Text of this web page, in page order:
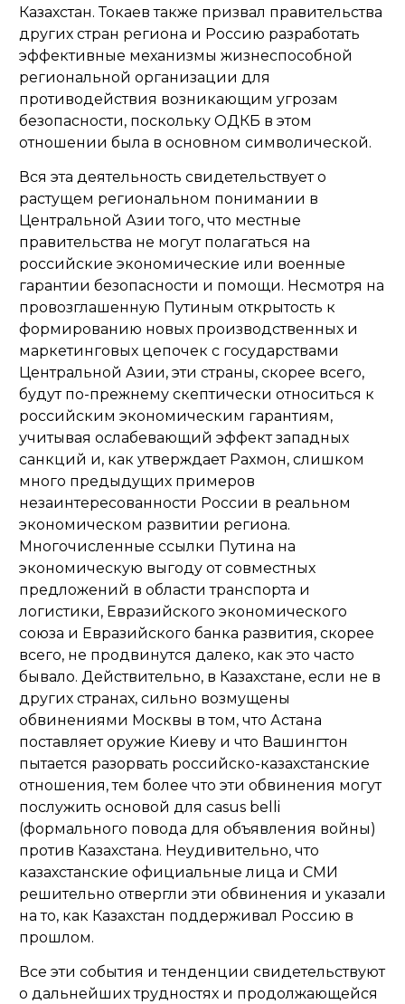
Казахстан. Токаев также призвал правительства
других стран региона и Россию разработать
эффективные механизмы жизнеспособной
региональной организации для
противодействия возникающим угрозам
безопасности, поскольку ОДКБ в этом
отношении была в основном символической.
Вся эта деятельность свидетельствует о
растущем региональном понимании в
Центральной Азии того, что местные
правительства не могут полагаться на
российские экономические или военные
гарантии безопасности и помощи. Несмотря на
провозглашенную Путиным открытость к
формированию новых производственных и
маркетинговых цепочек с государствами
Центральной Азии, эти страны, скорее всего,
будут по-прежнему скептически относиться к
российским экономическим гарантиям,
учитывая ослабевающий эффект западных
санкций и, как утверждает Рахмон, слишком
много предыдущих примеров
незаинтересованности России в реальном
экономическом развитии региона.
Многочисленные ссылки Путина на
экономическую выгоду от совместных
предложений в области транспорта и
логистики, Евразийского экономического
союза и Евразийского банка развития, скорее
всего, не продвинутся далеко, как это часто
бывало. Действительно, в Казахстане, если не в
других странах, сильно возмущены
обвинениями Москвы в том, что Астана
поставляет оружие Киеву и что Вашингтон
пытается разорвать российско-казахстанские
отношения, тем более что эти обвинения могут
послужить основой для casus belli
(формального повода для объявления войны)
против Казахстана. Неудивительно, что
казахстанские официальные лица и СМИ
решительно отвергли эти обвинения и указали
на то, как Казахстан поддерживал Россию в
прошлом.
Все эти события и тенденции свидетельствуют
о дальнейших трудностях и продолжающейся